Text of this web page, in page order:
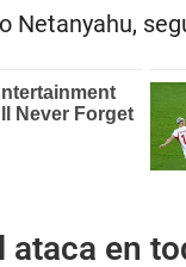
Netanyahu,
ataca en